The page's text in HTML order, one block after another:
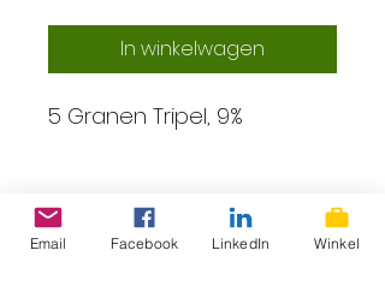
In winkelwagen
5 Granen Tripel, 9%
Email Facebook LinkedIn Winkel